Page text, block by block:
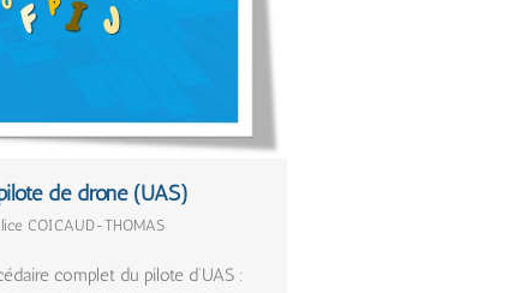
de drone (UAS)
COICAUD-THOMAS
complet du pilote d’UAS :